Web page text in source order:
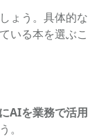
ょう。具体的な
いる本を選ぶこ
AIを業務で活用
。